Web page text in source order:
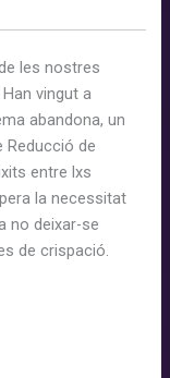
les nostres
vingut a
abandona, un
de
entre lxs
la necessitat
no deixar-se
de crispació.